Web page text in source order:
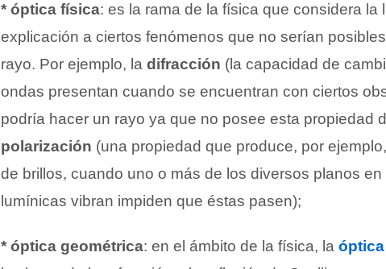
* óptica física: es la rama de la física que considera la
explicación a ciertos fenómenos que no serían
rayo. Por ejemplo, la difracción (la capacidad de
ondas presentan cuando se encuentran con ciertos
podría hacer un rayo ya que no posee esta propiedad
polarización (una propiedad que produce, por
de brillos, cuando uno o más de los diversos planos
lumínicas vibran impiden que éstas pasen);
* óptica geométrica: en el ámbito de la física, la óptica